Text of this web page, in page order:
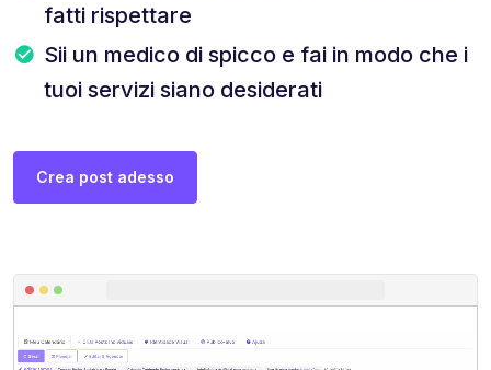
fatti rispettare
Sii un medico di spicco e fai in modo che i
tuoi servizi siano desiderati
Crea post adesso